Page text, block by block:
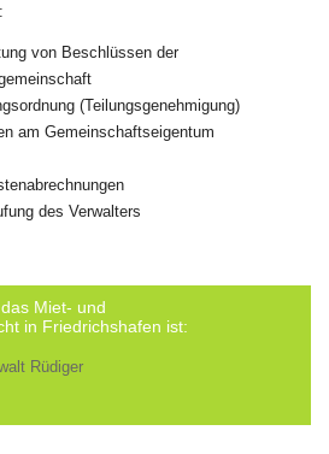
von Beschlüssen der
(Teilungsgenehmigung)
am Gemeinschaftseigentum
des Verwalters
Miet- und
in Friedrichshafen ist:
Rüdiger